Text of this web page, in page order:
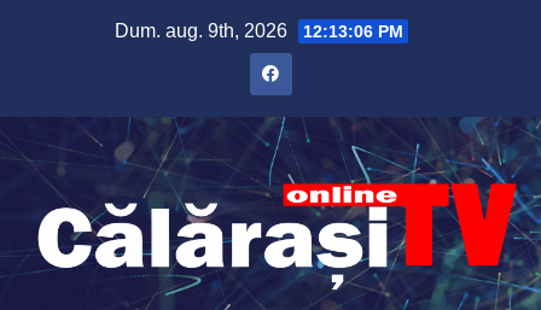
Dum. aug. 9th, 2026 12:13:06 PM